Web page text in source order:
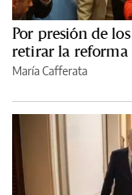
Por presión de
retirar la reforma
María Cafferata